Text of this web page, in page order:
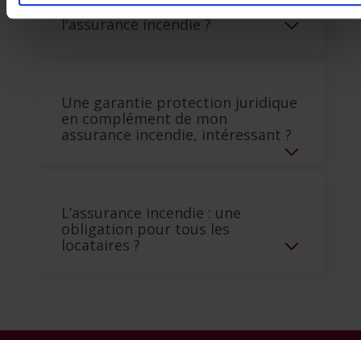
Mon toit fuit. Suis-je couvert par
l'assurance incendie ?
Une garantie protection juridique
en complément de mon
assurance incendie, intéressant ?
L’assurance incendie : une
obligation pour tous les
locataires ?